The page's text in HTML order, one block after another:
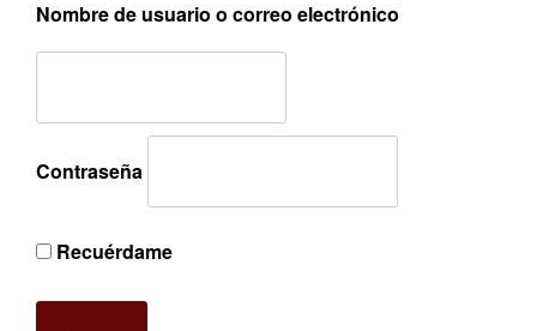
Nombre de usuario o correo electrónico
Contraseña
Recuérdame